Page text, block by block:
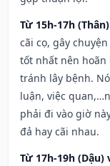
Từ 15h-17h
cãi cọ, gây
tốt nhất nên
tránh lây bệnh.
luận, việc
phải đi vào giờ
đả hay cãi nhau.
Từ 17h-19h